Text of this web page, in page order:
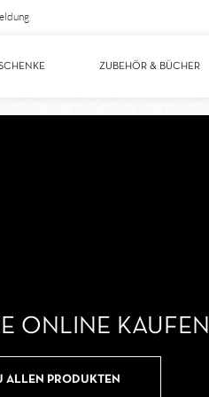
ZUBEHÖR & BÜCHER
ONLINE KAUFEN
ALLEN PRODUKTEN